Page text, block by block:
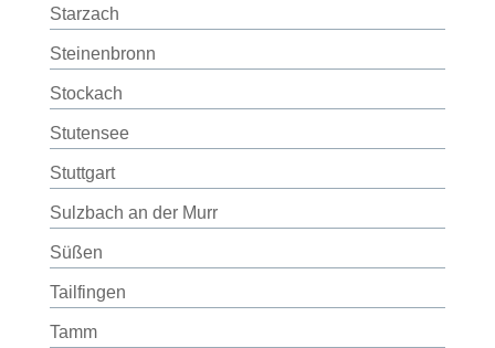
Starzach
Steinenbronn
Stockach
Stutensee
Stuttgart
Sulzbach an der Murr
Süßen
Tailfingen
Tamm